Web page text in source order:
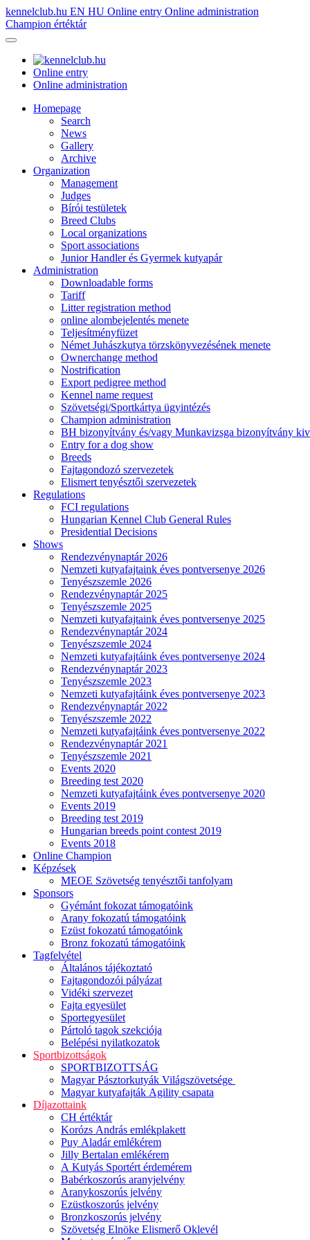
kennelclub.hu EN HU Online entry Online administration
Champion értéktár
Online entry
Online administration
Homepage
Search
News
Gallery
Archive
Organization
Management
Judges
Bírói testületek
Breed Clubs
Local organizations
Sport associations
Junior Handler és Gyermek kutyapár
Administration
Downloadable forms
Tariff
Litter registration method
online alombejelentés menete
Teljesítményfüzet
Német Juhászkutya törzskönyvezésének menete
Ownerchange method
Nostrification
Export pedigree method
Kennel name request
Szövetségi/Sportkártya ügyintézés
Champion administration
BH bizonyítvány és/vagy Munkavizsga bizonyítvány
Entry for a dog show
Breeds
Fajtagondozó szervezetek
Elismert tenyésztői szervezetek
Regulations
FCI regulations
Hungarian Kennel Club General Rules
Presidential Decisions
Shows
Rendezvénynaptár 2026
Nemzeti kutyafajtaink éves pontversenye 2026
Tenyészszemle 2026
Rendezvénynaptár 2025
Tenyészszemle 2025
Nemzeti kutyafajtaink éves pontversenye 2025
Rendezvénynaptár 2024
Tenyészszemle 2024
Nemzeti kutyafajtáink éves pontversenye 2024
Rendezvénynaptár 2023
Tenyészszemle 2023
Nemzeti kutyafajtáink éves pontversenye 2023
Rendezvénynaptár 2022
Tenyészszemle 2022
Nemzeti kutyafajtáink éves pontversenye 2022
Rendezvénynaptár 2021
Tenyészszemle 2021
Events 2020
Breeding test 2020
Nemzeti kutyafajtáink éves pontversenye 2020
Events 2019
Breeding test 2019
Hungarian breeds point contest 2019
Events 2018
Online Champion
Képzések
MEOE Szövetség tenyésztői tanfolyam
Sponsors
Gyémánt fokozat támogatóink
Arany fokozatú támogatóink
Ezüst fokozatú támogatóink
Bronz fokozatú támogatóink
Tagfelvétel
Általános tájékoztató
Fajtagondozói pályázat
Vidéki szervezet
Fajta egyesület
Sportegyesület
Pártoló tagok szekciója
Belépési nyilatkozatok
Sportbizottságok
SPORTBIZOTTSÁG
Magyar Pásztorkutyák Világszövetsége
Magyar kutyafajták Agility csapata
Díjazottaink
CH értéktár
Korózs András emlékplakett
Puy Aladár emlékérem
Jilly Bertalan emlékérem
A Kutyás Sportért érdemérem
Babérkoszorús aranyjelvény
Aranykoszorús jelvény
Ezüstkoszorús jelvény
Bronzkoszorús jelvény
Szövetség Elnöke Elismerő Oklevél